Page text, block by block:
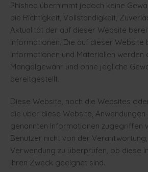
Phished übernimmt jedoch keine
die Richtigkeit, Vollständigkeit,
Aktualität der auf dieser Website
Informationen. Die auf dieser Website
Informationen und Materialien werden
Mängelgewähr und ohne jegliche
bereitgestellt.
Diese Website, noch die Websites
die über diese Website, Anwendungen
genannten Informationen zugegriffen
Benutzer nicht von der
Verwendung zu überprüfen, ob diese
ihren Zweck geeignet sind.